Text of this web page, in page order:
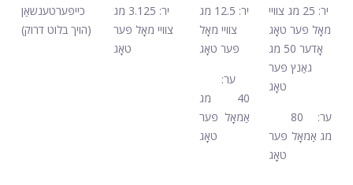
כייפּערטענשאַן
(הויך בלוט דרוק)
יר: 3.125 מג
צוויי מאָל פּער
טאָג
יר: 12.5 מג
צוויי מאָל
פּער טאָג
ער:
40 מג
אַמאָל פּער
טאָג
יר: 25 מג צוויי
מאָל פּער טאָג
אָדער 50 מג
גאַנץ פּער
טאָג
ער: 80
מג אַמאָל פּער
טאָג